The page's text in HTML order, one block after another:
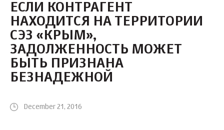
ЕСЛИ КОНТРАГЕНТ
НАХОДИТСЯ НА ТЕРРИТОРИИ
СЭЗ «КРЫМ»,
ЗАДОЛЖЕННОСТЬ МОЖЕТ
БЫТЬ ПРИЗНАНА
БЕЗНАДЕЖНОЙ
December 21, 2016